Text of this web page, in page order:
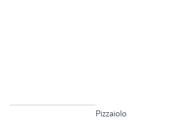
Pizzaiolo